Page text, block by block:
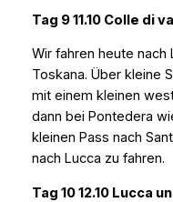
Tag 9 11.10 Colle di
Wir fahren heute nach
Toskana. Über kleine
mit einem kleinen
dann bei Pontedera
kleinen Pass nach
nach Lucca zu fahren.
Tag 10 12.10 Lucca